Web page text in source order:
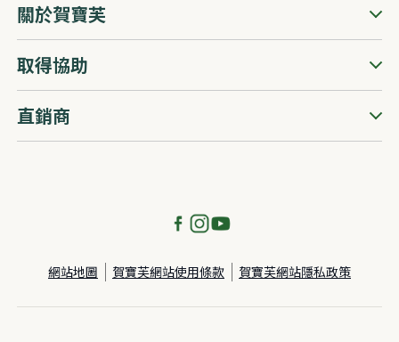
關於賀寶芙
取得協助
直銷商
網站地圖 賀寶芙網站使用條款 賀寶芙網站隱私政策